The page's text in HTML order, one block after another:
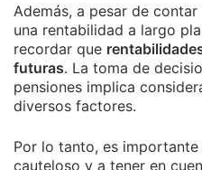
Además, a pesar de
una rentabilidad a largo
recordar que
futuras. La toma de
pensiones implica
diversos factores.
Por lo tanto, es
cauteloso y a tener en